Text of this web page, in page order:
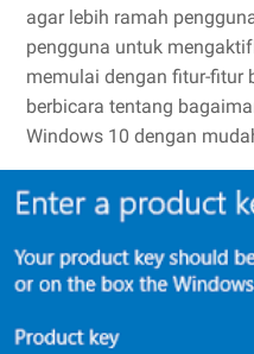
agar lebih ramah
pengguna untuk
memulai dengan fitur-fitur
berbicara tentang
Windows 10 dengan